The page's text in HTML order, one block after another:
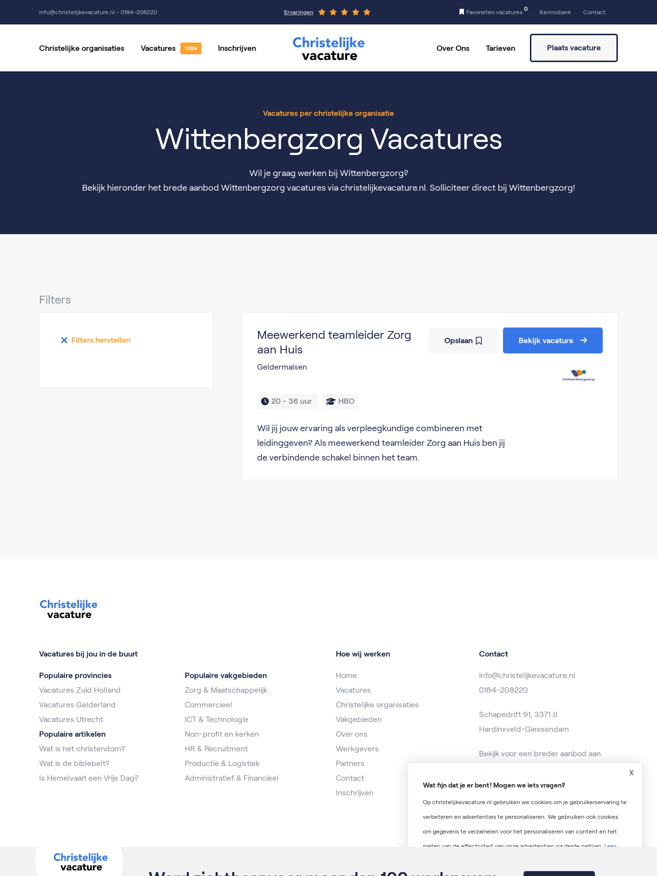
info@christelijkevacature.nl - 0184-208220 Ervaringen Favorieten vacatures
0
Kennisbank Contact
Christelijke organisaties Vacatures Inschrijven Over Ons Tarieven Plaats vacature
Vacatures per christelijke organisatie
Wittenbergzorg Vacatures
Wil je graag werken bij Wittenbergzorg?
Bekijk hieronder het brede aanbod Wittenbergzorg vacatures via christelijkevacature.nl. Solliciteer direct bij Wittenbergzorg!
Filters
Filters herstellen
Meewerkend teamleider Zorg
aan Huis
Geldermalsen
20 - 36 uur HBO
Wil jij jouw ervaring als verpleegkundige combineren met
leidinggeven? Als meewerkend teamleider Zorg aan Huis ben jij
de verbindende schakel binnen het team.
Opslaan Bekijk vacature
Vacatures bij jou in de buurt
Populaire provincies
Vacatures Zuid Holland
Vacatures Gelderland
Vacatures Utrecht
Populaire artikelen
Wat is het christendom?
Wat is de biblebelt?
Is Hemelvaart een Vrije Dag?
Populaire vakgebieden
Zorg & Maatschappelijk
Commercieel
ICT & Technologie
Non-profit en kerken
HR & Recruitment
Productie & Logistiek
Administratief & Financieel
Hoe wij werken
Home
Vacatures
Christelijke organisaties
Vakgebieden
Over ons
Werkgevers
Partners
Contact
Inschrijven
Contact
info@christelijkevacature.nl
0184-208220
Schapedrift 91, 3371 JJ
Hardinxveld-Giessendam
Bekijk voor een breder aanbod aan
Wat fijn dat je er bent! Mogen we iets vragen?
Op christelijkevacature.nl gebruiken we cookies om je gebruikerservaring te
verbeteren en advertenties te personaliseren. We gebruiken ook cookies
om gegevens te verzamelen voor het personaliseren van content en het
meten van de effectiviteit van onze advertenties via derde partijen. Lees
X